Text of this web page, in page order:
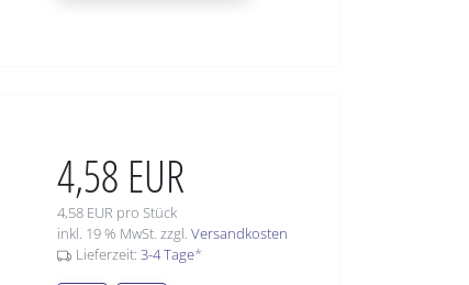
4,58 EUR
4,58 EUR pro Stück
inkl. 19 % MwSt. zzgl. Versandkosten
Lieferzeit: 3-4 Tage*